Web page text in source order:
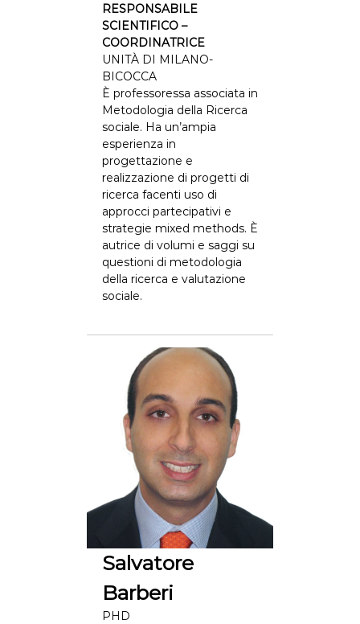
d
j
u
s
t
m
e
n
t
:
a
n
e
-
H
e
t
h
I
n
r
d
i
s
c
i
p
RESPONSABILE
SCIENTIFICO –
COORDINATRICE
UNITÀ DI MILANO-
BICOCCA
È professoressa associata in
Metodologia della Ricerca
sociale. Ha un’ampia
esperienza in
progettazione e
realizzazione di progetti di
ricerca facenti uso di
approcci partecipativi e
strategie mixed methods. È
autrice di volumi e saggi su
questioni di metodologia
della ricerca e valutazione
sociale.
Salvatore
Barberi
PHD